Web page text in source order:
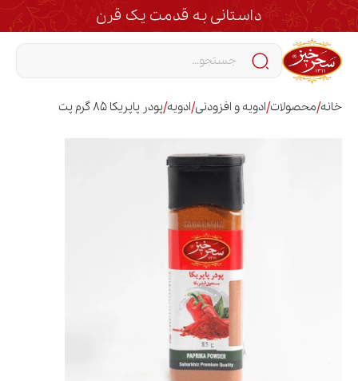
داستانی به قدمت یک قرن
خانه/محصولات/ادویه و افزودنی/ادویه/پودر پاپریکا 85 گرم پت